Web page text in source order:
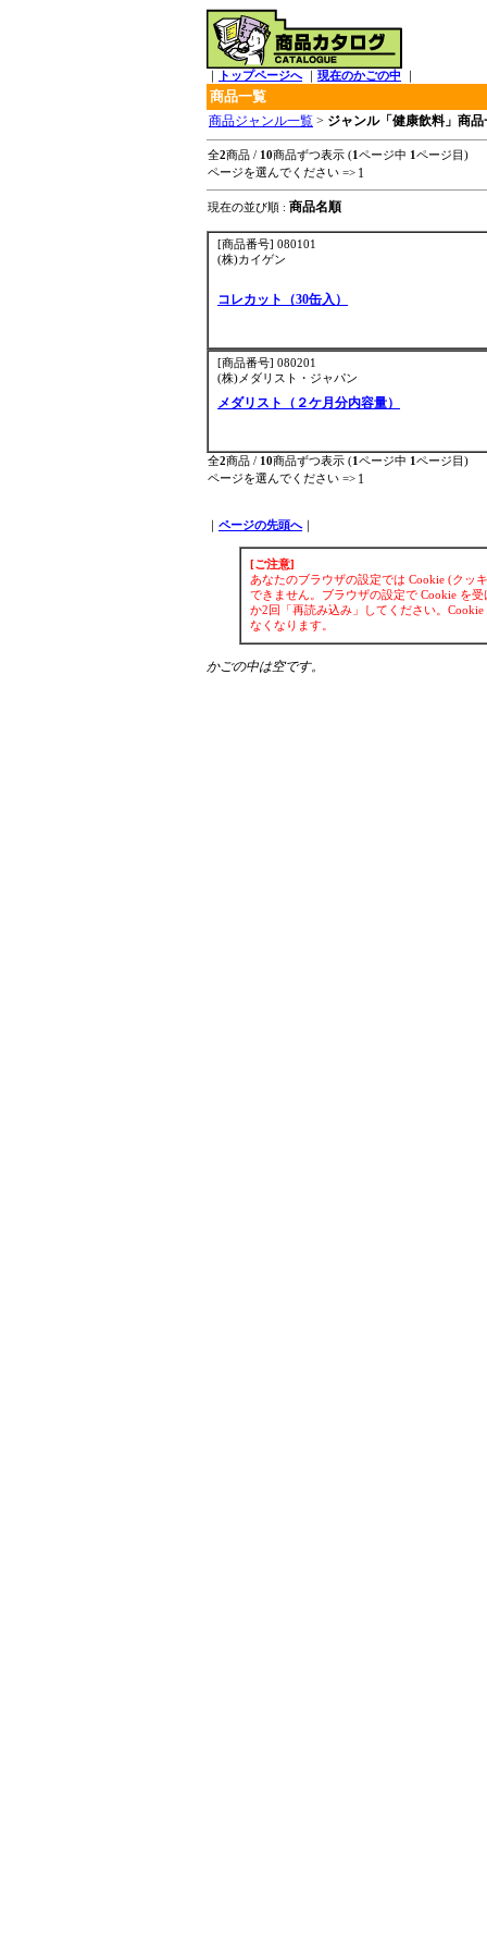
トップページへ｜ 現在のかごの中
商品一覧
商品ジャンル一覧 > ジャンル「健康飲料」商品
全2商品 / 10商品ずつ表示 (1 ページ中 1 ページ目)
ページを選んでください => 1
現在の並び順 : 商品名順
[商品番号] 080101
(株)カイゲン
コレカット（30缶入）
[商品番号] 080201
(株)メダリスト・ジャパン
メダリスト（２ケ月分内容量）
全2商品 / 10商品ずつ表示 (1 ページ中 1 ページ目)
ページを選んでください => 1
ページの先頭へ｜
[ご注意]
あなたのブラウザの設定では Cookie (クッ
できません。ブラウザの設定で Cookie を
か2回「再読み込み」してください。
なくなります。
かごの中は空です。